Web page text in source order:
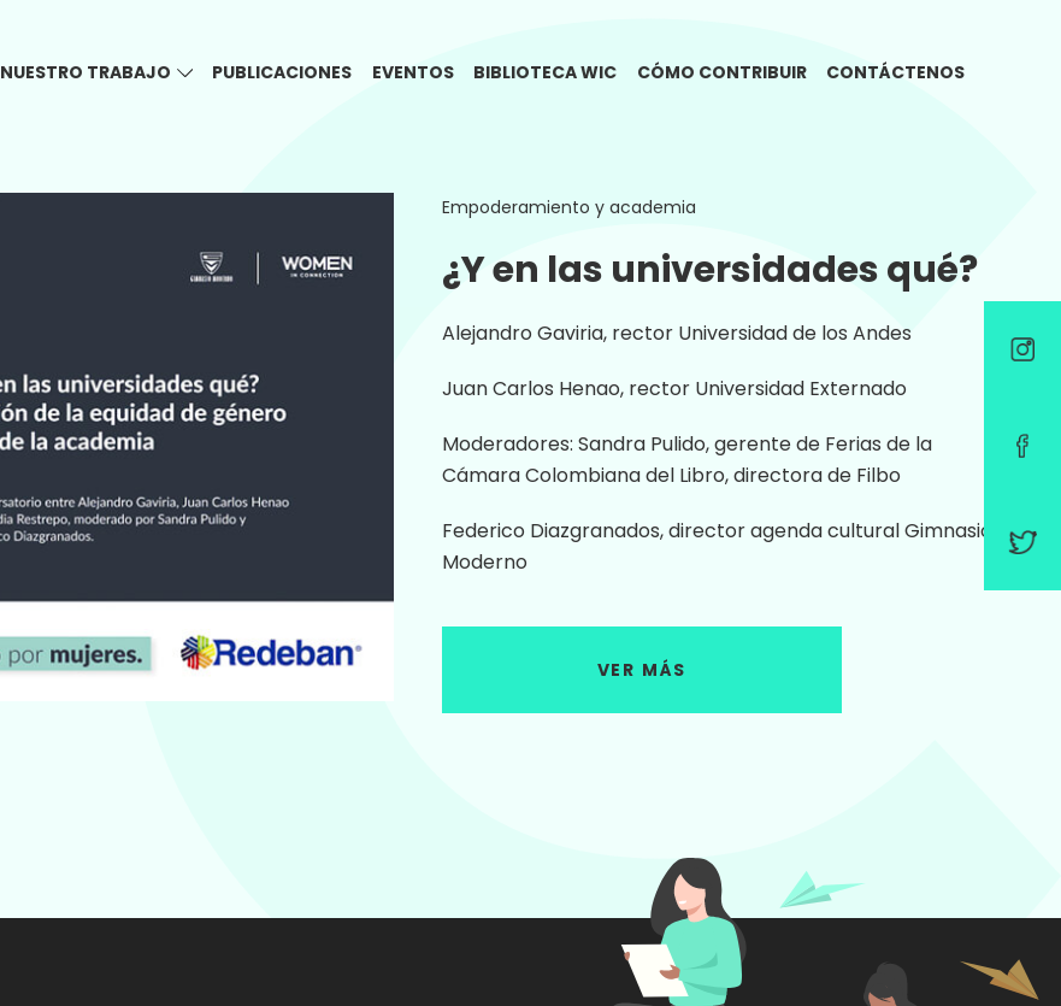
NUESTRO TRABAJO PUBLICACIONES EVENTOS BIBLIOTECA WIC CÓMO CONTRIBUIR CONTÁCTENOS
Empoderamiento y academia
¿Y en las universidades qué?
Alejandro Gaviria, rector Universidad de los Andes
Juan Carlos Henao, rector Universidad Externado
Moderadores: Sandra Pulido, gerente de Ferias de la
Cámara Colombiana del Libro, directora de Filbo
Federico Diazgranados, director agenda cultural Gimnasio
Moderno
VER MÁS